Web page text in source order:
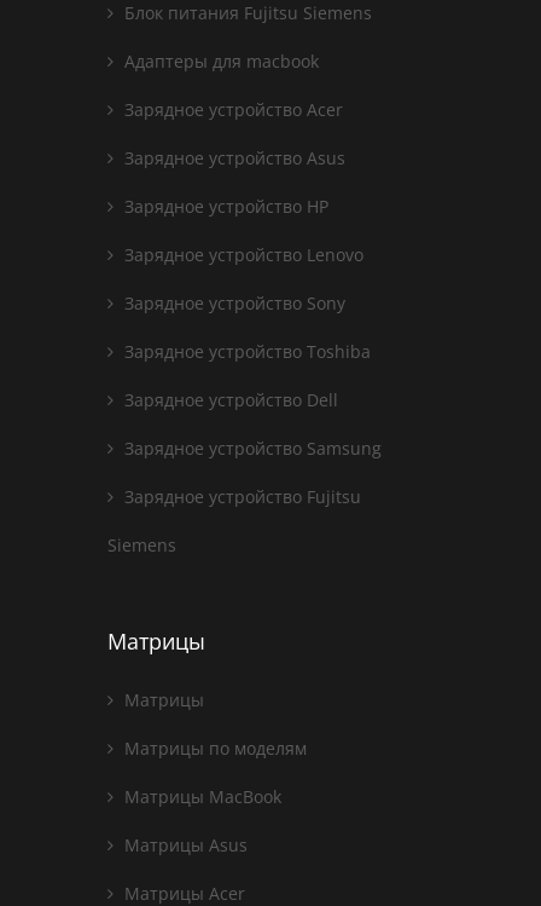
Блок питания Fujitsu Siemens
Адаптеры для macbook
Зарядное устройство Acer
Зарядное устройство Asus
Зарядное устройство HP
Зарядное устройство Lenovo
Зарядное устройство Sony
Зарядное устройство Toshiba
Зарядное устройство Dell
Зарядное устройство Samsung
Зарядное устройство Fujitsu
Siemens
Матрицы
Матрицы
Матрицы по моделям
Матрицы MacBook
Матрицы Asus
Матрицы Acer